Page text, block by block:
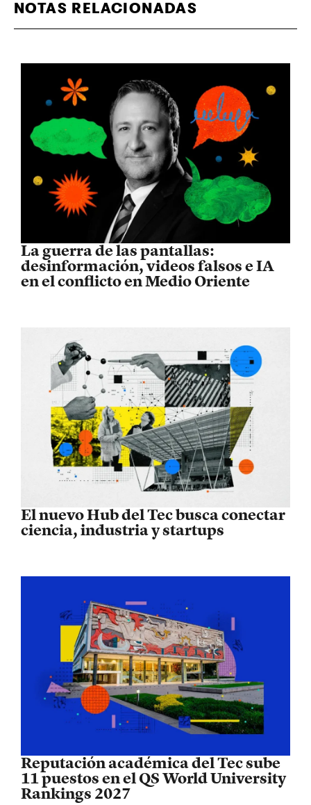
NOTAS RELACIONADAS
La guerra de las pantallas:
desinformación, videos falsos e IA
en el conflicto en Medio Oriente
El nuevo Hub del Tec busca conectar
ciencia, industria y startups
Reputación académica del Tec sube
11 puestos en el QS World University
Rankings 2027